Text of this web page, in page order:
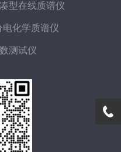
型在线质谱仪
电化学质谱仪
测试仪